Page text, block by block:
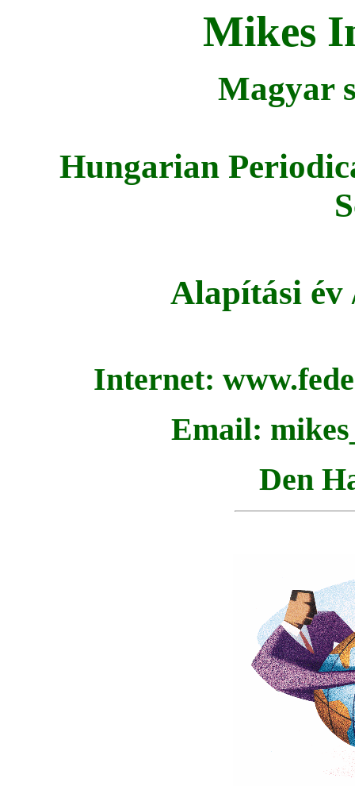
Mikes
Magyar
Hungarian
Alapítási év
Internet:
Email:
Den